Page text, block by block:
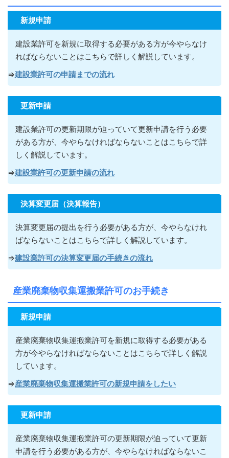
新規申請
建設業許可を新規に取得する必要がある方が今やらなけ
ればならないこ とはこちらで詳しく解説しています。
⇒建設業許可の申請までの流れ
更新申請
建設業許可の更新期限が迫っていて更新申請を行う必要
がある方が 、今やらなければならないこ とはこちらで詳
しく解説しています。
⇒建設業許可の更新申請の流れ
決算変更届（決算報告）
決算変更届の提出を行う必要がある方が 、今やらなけれ
ばならないこ とはこちらで詳しく解説しています。
⇒建設業許可の決算変更届の手続きの流れ
産業廃棄物収集運搬業許可のお手続き
新規申請
産業廃棄物収集運搬業許可を新規に取得する必要がある
方が今やらなければならないこ とはこちらで詳しく解説
しています。
⇒産業廃棄物収集運搬業許可の新規申請をしたい
更新申請
産業廃棄物収集運搬業許可の更新期限が迫っていて更新
申請を行う必要がある方が 、今やらなければならないこ